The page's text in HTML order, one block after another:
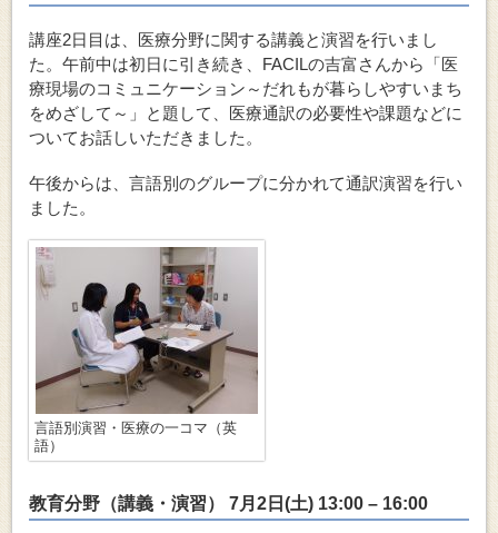
講座2日目は、医療分野に関する講義と演習を行いまし
た。午前中は初日に引き続き、FACILの吉富さんから「医
療現場のコミュニケーション～だれもが暮らしやすいまち
をめざして～」と題して、医療通訳の必要性や課題などに
ついてお話しいただきました。
午後からは、言語別のグループに分かれて通訳演習を行い
ました。
言語別演習・医療の一コマ（英
語）
教育分野（講義・演習） 7月2日(土) 13:00 – 16:00